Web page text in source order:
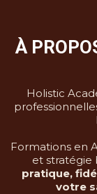
À
Holistic
Formations en
et stratégie
pratique,
votre